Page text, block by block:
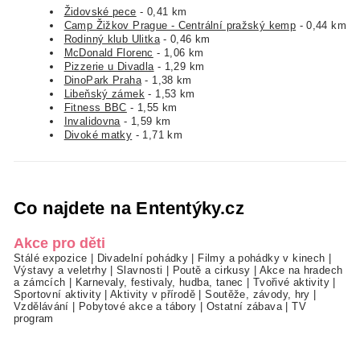
Židovské pece - 0,41 km
Camp Žižkov Prague - Centrální pražský kemp - 0,44 km
Rodinný klub Ulitka- 0,46 km
McDonald Florenc - 1,06 km
Pizzerie u Divadla- 1,29 km
DinoPark Praha- 1,38 km
Libeňský zámek - 1,53 km
Fitness BBC - 1,55 km
Invalidovna- 1,59 km
Divoké matky - 1,71 km
Co najdete na Ententýky.cz
Akce pro děti
Stálé expozice | Divadelní pohádky | Filmy a pohádky v kinech |
Výstavy a veletrhy|Slavnosti | Poutě a cirkusy | Akce na hradech
a zámcích | Karnevaly, festivaly, hudba, tanec | Tvořivé aktivity |
Sportovní aktivity|Aktivity v přírodě |Soutěže, závody, hry |
Vzdělávání | Pobytové akce a tábory | Ostatní zábava |TV
program